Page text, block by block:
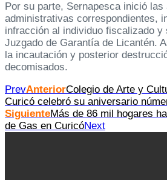
Por su parte, Sernapesca inició las
administrativas correspondientes,
infracción al individuo fiscalizado y
Juzgado de Garantía de Licantén.
la incautación y posterior
decomisados.
PrevAnteriorColegio de Arte y
Curicó celebró su aniversario
SiguienteMás de 86 mil hogares
de Gas en CuricóNext